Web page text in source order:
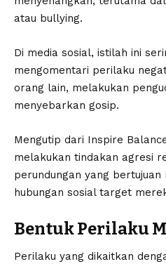
atau bullying.
Di media sosial, istilah ini
mengomentari perilaku
orang lain, melakukan
menyebarkan gosip.
Mengutip dari Inspire
melakukan tindakan agresi
perundungan yang
hubungan sosial target
Bentuk Perilaku
Perilaku yang dikaitkan